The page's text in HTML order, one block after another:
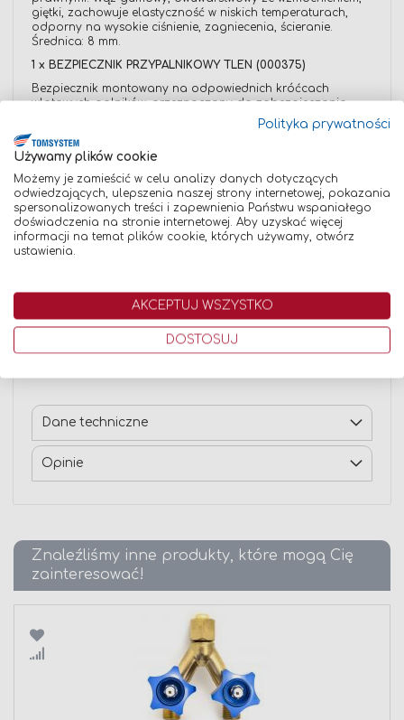
Polityka prywatności
Używamy plików cookie
Możemy je zamieścić w celu analizy danych dotyczących
odwiedzających, ulepszenia naszej strony internetowej, pokazania
spersonalizowanych treści i zapewnienia Państwu wspaniałego
doświadczenia na stronie internetowej. Aby uzyskać więcej
informacji na temat plików cookie, których używamy, otwórz
ustawienia.
AKCEPTUJ WSZYSTKO
DOSTOSUJ
giętki, zachowuje elastyczność w niskich temperaturach,
odporny na wysokie ciśnienie, zagniecenia, ścieranie.
Średnica: 8 mm.
1 x BEZPIECZNIK PRZYPALNIKOWY TLEN (000375)
Bezpiecznik montowany na odpowiednich króćcach
wlotowych palników, przeznaczony do zabezpieczania
instalacji gazowych zasilających palnik przed skutkami
cofnięcia płomienia. Bezpiecznik zapobiega przepływowi
gazu w kierunku przeciwnym do normalnego kierunku
przepływu. Gwint króćców: G 1/4 RH, Końcówki do węża: 6,3
mm.
1 x BEZPIECZNIK PRZYPALNIKOWY ACETYLEN (000376)
Bezpiecznik montowany na odpowiednich króćcach
wlotowych palników, przeznaczony do zabezpieczania
instalacji gazowych zasilających palnik przed skutkami
przepływu. Gwint króćców: G 3/8 LH, Końcówki do węża: 8
4 x OPASKA NA WĄŻ (000380)
Stalowe obejmy zaciskowe, stosowane do zaciskania węży
Dane techniczne
Opinie
Znaleźliśmy inne produkty, które mogą Cię
zainteresować!
Porównaj